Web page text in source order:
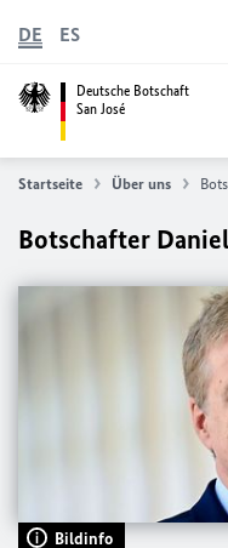
Deutsche Botschaft
San José
DE ES
Startseite Über uns
Botschafter
Bildinfo